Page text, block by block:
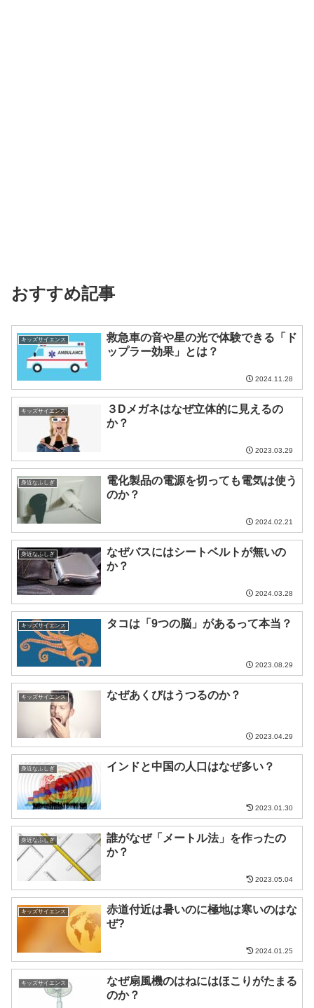
おすすめ記事
キッズサイエンス
救急車の音や星の光で体験できる「ド
ップラー効果」とは？
2024.11.28
キッズサイエンス
３Dメガネはなぜ立体的に見えるの
か？
2023.03.29
身近なふしぎ
電化製品の電源を切っても電気は使う
のか？
2024.02.21
身近なふしぎ
なぜバスにはシートベルトが無いの
か？
2024.03.28
キッズサイエンス タコは「9つの脳」があるって本当？
2023.08.29
キッズサイエンス なぜあくびはうつるのか？
2023.04.29
身近なふしぎ インドと中国の人口はなぜ多い？
2023.01.30
身近なふしぎ
誰がなぜ「メートル法」を作ったの
か？
2023.05.04
キッズサイエンス
赤道付近は暑いのに極地は寒いのはな
ぜ?
2024.01.25
キッズサイエンス
なぜ扇風機のはねにはほこりがたまる
のか？